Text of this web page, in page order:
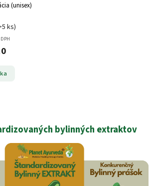
(unisex)
ks)
bylinných extraktov